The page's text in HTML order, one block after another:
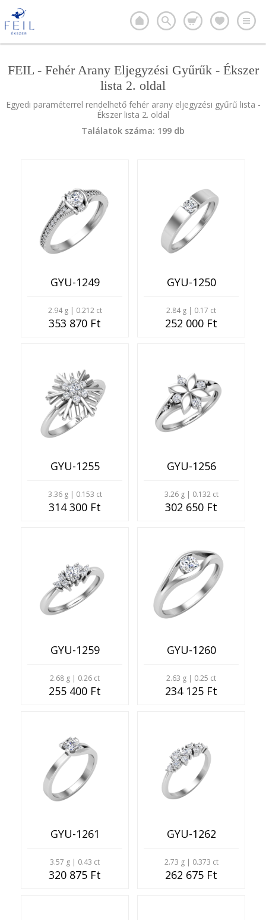
FEIL - Fehér Arany Eljegyzési Gyűrűk - Ékszer
lista 2. oldal
Egyedi paraméterrel rendelhető fehér arany eljegyzési gyűrű lista -
Ékszer lista 2. oldal
Találatok száma: 199 db
GYU-1249
2.94 g | 0.212 ct
353 870 Ft
GYU-1250
2.84 g | 0.17 ct
252 000 Ft
GYU-1255
3.36 g | 0.153 ct
314 300 Ft
GYU-1256
3.26 g | 0.132 ct
302 650 Ft
GYU-1259
2.68 g | 0.26 ct
255 400 Ft
GYU-1260
2.63 g | 0.25 ct
234 125 Ft
GYU-1261
3.57 g | 0.43 ct
320 875 Ft
GYU-1262
2.73 g | 0.373 ct
262 675 Ft